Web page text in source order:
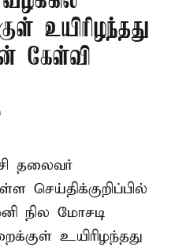
உயிரிழந்தது
கேள்வி
தலைவர்
செய்திக்குறிப்பில்
நில மோசடி
உயிரிழந்தது